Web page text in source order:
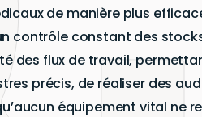
de manière plus
contrôle constant des
des flux de travail,
précis, de réaliser des
équipement vital ne